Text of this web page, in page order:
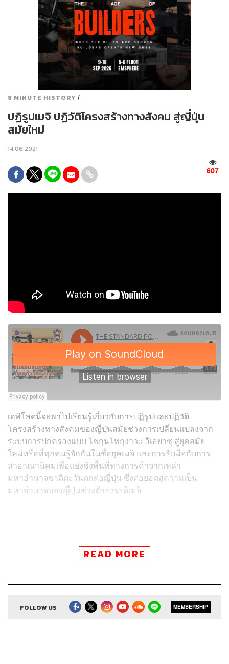
8 MINUTE HISTORY /
ปฏิรูปเมจิ ปฏิวัติโครงสร้างทางสังคม สู่ญี่ปุ่น
สมัยใหม่
14.06.2021
607
เอพิโสดนี้จะพาไปเรียนรู้เกี่ยวกับการปฏิรูปและปฏิวัติ
โครงสร้างทางสังคมของญี่ปุ่นสมัยช่วงการเปลี่ยนแปลงจาก
ระบบการปกครองแบบ โชกุนโทกุงาวะ อิเอยาซุ สู่ยุคสมัย
ใหม่หรือที่ทุกคนรู้จักกันในชื่อยุคเมจิ และการรับมือกับการ
ล่าอาณานิคมเพื่อแย่งชิงพื้นที่ทางการค้าจากเหล่า
มหาอำนาจชาติตะวันตกต่อญี่ปุ่น ซึ่งต่อยอดสู่ความเป็น
มหาอำนาจของญี่ปุ่นช่วงจักรวรรดิเมจิ
ติดตาม 8 Minutes History
ผ่านแอปพลิเคชันต่างๆ ที่คุณสะดวก
READ MORE
FOLLOW US MEMBERSHIP